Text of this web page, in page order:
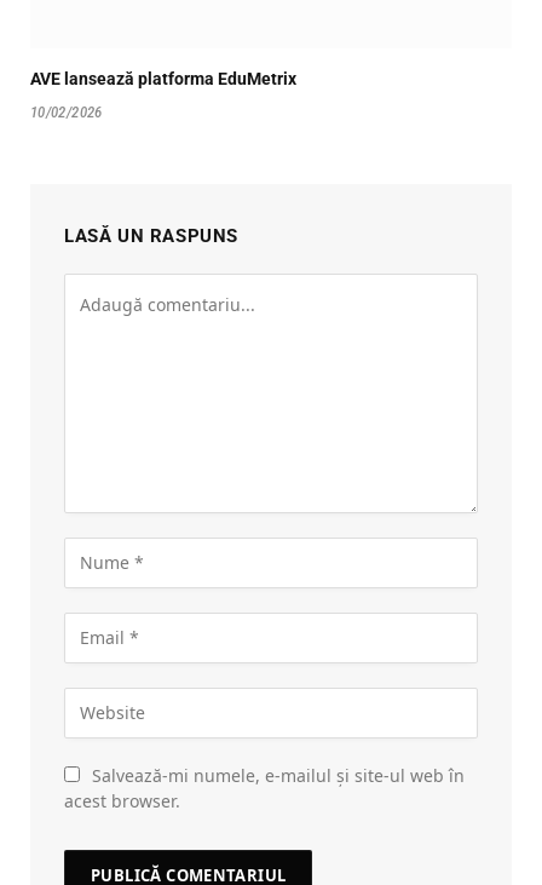
AVE lansează platforma EduMetrix
10/02/2026
LASĂ UN RASPUNS
Salvează-mi numele, e-mailul și site-ul web în
acest browser.